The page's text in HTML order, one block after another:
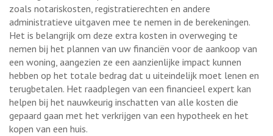
zoals notariskosten, registratierechten en andere
administratieve uitgaven mee te nemen in de berekeningen.
Het is belangrijk om deze extra kosten in overweging te
nemen bij het plannen van uw financiën voor de aankoop van
een woning, aangezien ze een aanzienlijke impact kunnen
hebben op het totale bedrag dat u uiteindelijk moet lenen en
terugbetalen. Het raadplegen van een financieel expert kan
helpen bij het nauwkeurig inschatten van alle kosten die
gepaard gaan met het verkrijgen van een hypotheek en het
kopen van een huis.